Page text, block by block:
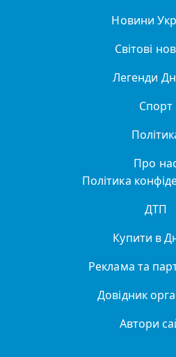
Новини
Світові
Легенди
Спорт
Про
Політика
ДТП
Купити в
Реклама та
Довідник
Автори